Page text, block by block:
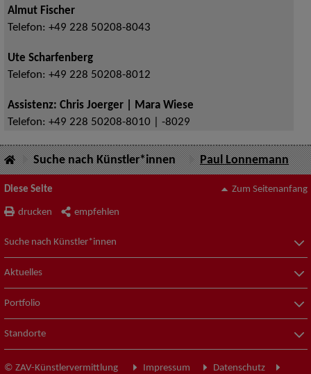
Almut Fischer
Telefon: +49 228 50208-8043
Ute Scharfenberg
Telefon: +49 228 50208-8012
Assistenz: Chris Joerger | Mara Wiese
Telefon: +49 228 50208-8010 | -8029
Suche nach Künstler*innen Paul Lonnemann
Diese Seite
drucken empfehlen
Zum Seitenanfang
Suche nach Künstler*innen
Aktuelles
Portfolio
Standorte
© ZAV-Künstlervermittlung Impressum Datenschutz